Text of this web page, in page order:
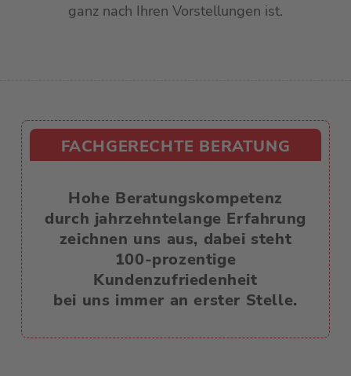
ganz nach Ihren Vorstellungen ist.
FACHGERECHTE BERATUNG
Hohe Beratungskompetenz
durch jahrzehntelange Erfahrung
zeichnen uns aus, dabei steht
100-prozentige
Kundenzufriedenheit
bei uns immer an erster Stelle.